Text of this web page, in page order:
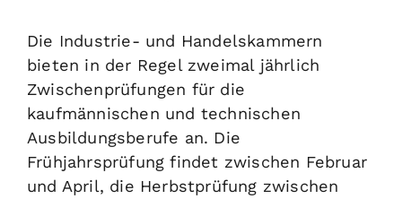
Die Industrie- und Handelskammern
bieten in der Regel zweimal jährlich
Zwischenprüfungen für die
kaufmännischen und technischen
Ausbildungsberufe an. Die
Frühjahrsprüfung findet zwischen Februar
und April, die Herbstprüfung zwischen